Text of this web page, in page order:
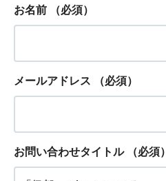
お名前 （必須）
メールアドレス （必須）
お問い合わせタイトル （必須）